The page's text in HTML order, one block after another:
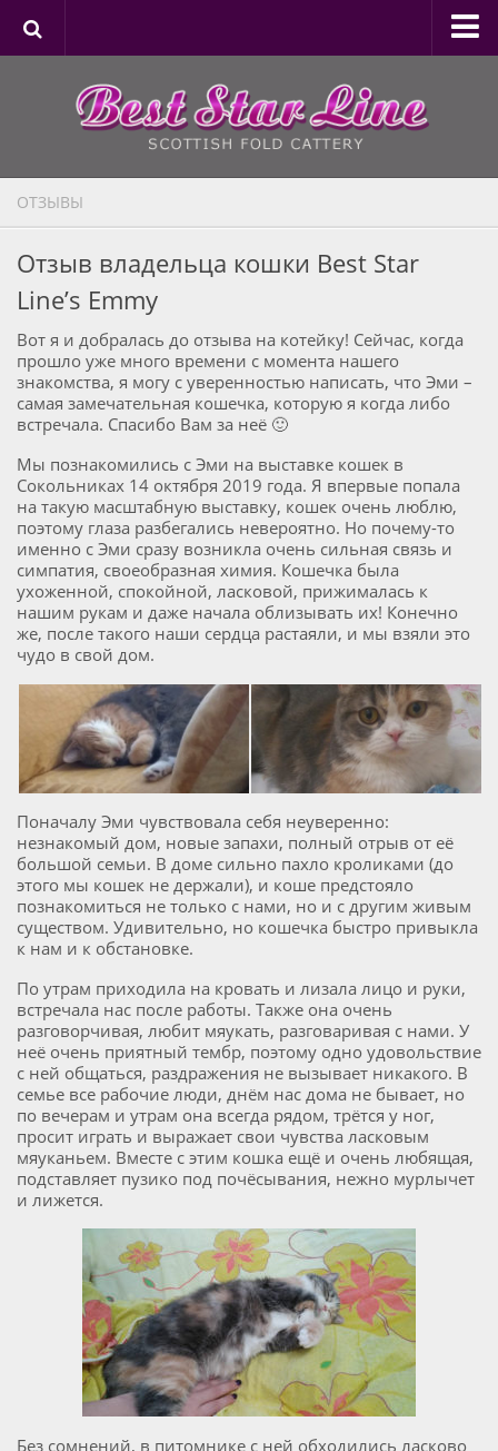
Кошки
Продажа котят
Прошлые пометы
Статьи
Отзывы
Контакты
ОТЗЫВЫ
Отзыв владельца кошки Best Star
Line’s Emmy
Вот я и добралась до отзыва на котейку! Сейчас, когда
прошло уже много времени с момента нашего
знакомства, я могу с уверенностью написать, что Эми –
самая замечательная кошечка, которую я когда либо
встречала. Спасибо Вам за неё 🙂
Мы познакомились с Эми на выставке кошек в
Сокольниках 14 октября 2019 года. Я впервые попала
на такую масштабную выставку, кошек очень люблю,
поэтому глаза разбегались невероятно. Но почему-то
именно с Эми сразу возникла очень сильная связь и
симпатия, своеобразная химия. Кошечка была
ухоженной, спокойной, ласковой, прижималась к
нашим рукам и даже начала облизывать их! Конечно
же, после такого наши сердца растаяли, и мы взяли это
чудо в свой дом.
Поначалу Эми чувствовала себя неуверенно:
незнакомый дом, новые запахи, полный отрыв от её
большой семьи. В доме сильно пахло кроликами (до
этого мы кошек не держали), и коше предстояло
познакомиться не только с нами, но и с другим живым
существом. Удивительно, но кошечка быстро привыкла
к нам и к обстановке.
По утрам приходила на кровать и лизала лицо и руки,
встречала нас после работы. Также она очень
разговорчивая, любит мяукать, разговаривая с нами. У
неё очень приятный тембр, поэтому одно удовольствие
с ней общаться, раздражения не вызывает никакого. В
семье все рабочие люди, днём нас дома не бывает, но
по вечерам и утрам она всегда рядом, трётся у ног,
просит играть и выражает свои чувства ласковым
мяуканьем. Вместе с этим кошка ещё и очень любящая,
подставляет пузико под почёсывания, нежно мурлычет
и лижется.
Без сомнений, в питомнике с ней обходились ласково